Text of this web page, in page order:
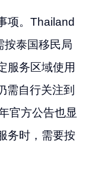
项。Thailand
按泰国移民局
服务区域使用
需自行关注到
官方公告也显
务时，需要按